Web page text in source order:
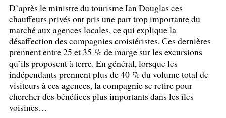
D’après le ministre du tourisme Ian Douglas ces
chauffeurs privés ont pris une part trop importante du
marché aux agences locales, ce qui explique la
désaffection des compagnies croisiéristes. Ces dernières
prennent entre 25 et 35 % de marge sur les excursions
qu’ils proposent à terre. En général, lorsque les
indépendants prennent plus de 40 % du volume total de
visiteurs à ces agences, la compagnie se retire pour
chercher des bénéfices plus importants dans les îles
voisines…